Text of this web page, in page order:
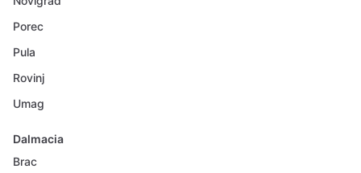
Porec
Pula
Rovinj
Umag
Dalmacia
Brac